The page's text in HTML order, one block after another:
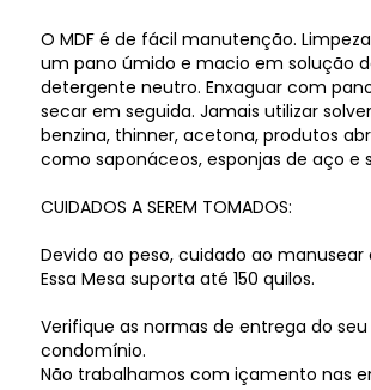
O MDF é de fácil manutenção.
um pano úmido e macio em solução
detergente neutro. Enxaguar com
secar em seguida. Jamais utilizar
benzina, thinner, acetona, produtos
como saponáceos, esponjas de aço e
CUIDADOS A SEREM TOMADOS:
Devido ao peso, cuidado ao manusear
Essa Mesa suporta até 150 quilos.
Verifique as normas de entrega do seu
condomínio.
Não trabalhamos com içamento nas